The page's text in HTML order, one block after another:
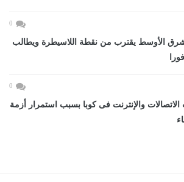
0
الأوسط يقترب من نقطة اللاسيطرة ويطالب
0
والإنترنت فى كوبا بسبب استمرار أزمة